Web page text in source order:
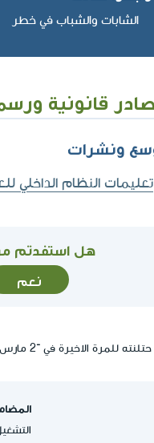
الشابات والشباب في خطر
قانونية
ونشرات
تعليمات النظام الداخلي للعمل الاجتماعي 13.1 -
هل استفدتم
نعم
للمرة الاخيرة في ־2 مارس 2025, 13:27